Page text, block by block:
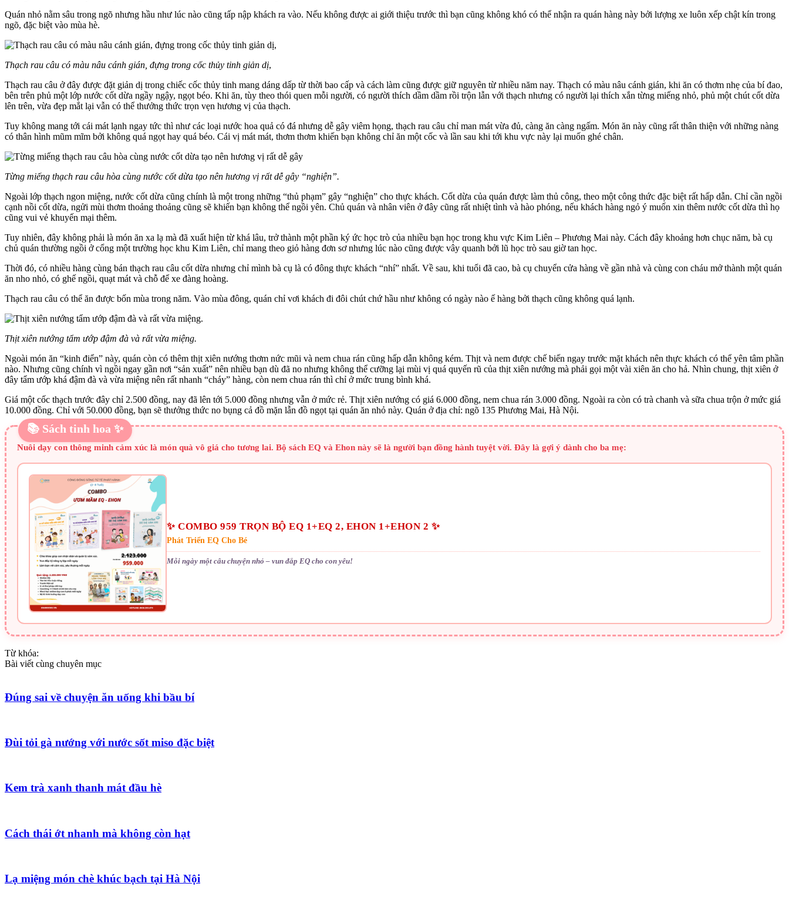
Quán nhỏ nằm sâu trong ngõ nhưng hầu như lúc nào cũng tấp nập khách ra vào. Nếu không được ai giới thiệu trước thì bạn cũng không khó có thể nhận ra quán hàng này bởi lượng xe luôn xếp chật kín trong
ngõ, đặc biệt vào mùa hè.
Thạch rau câu có màu nâu cánh gián, đựng trong cốc thủy tinh giản dị,
Thạch rau câu ở đây được đặt giản dị trong chiếc cốc thủy tinh mang dáng dấp từ thời bao cấp và cách làm cũng được giữ nguyên từ nhiều năm nay. Thạch có màu nâu cánh gián, khi ăn có thơm nhẹ của bí đao,
bên trên phủ một lớp nước cốt dừa ngầy ngậy, ngọt béo. Khi ăn, tùy theo thói quen mỗi người, có người thích dầm dầm rồi trộn lẫn với thạch nhưng có người lại thích xắn từng miếng nhỏ, phủ một chút cốt dừa
lên trên, vừa đẹp mắt lại vẫn có thể thưởng thức trọn vẹn hương vị của thạch.
Tuy không mang tới cái mát lạnh ngay tức thì như các loại nước hoa quả có đá nhưng dễ gây viêm họng, thạch rau câu chỉ man mát vừa đủ, càng ăn càng ngấm. Món ăn này cũng rất thân thiện với những nàng
có thân hình mũm mĩm bởi không quá ngọt hay quá béo. Cái vị mát mát, thơm thơm khiến bạn không chỉ ăn một cốc và lần sau khi tới khu vực này lại muốn ghé chân.
Từng miếng thạch rau câu hòa cùng nước cốt dừa tạo nên hương vị rất dễ gây “nghiện”.
Ngoài lớp thạch ngon miệng, nước cốt dừa cũng chính là một trong những “thủ phạm” gây “nghiện” cho thực khách. Cốt dừa của quán được làm thủ công, theo một công thức đặc biệt rất hấp dẫn. Chỉ cần ngồi
cạnh nồi cốt dừa, ngửi mùi thơm thoảng thoảng cũng sẽ khiến bạn không thể ngồi yên. Chủ quán và nhân viên ở đây cũng rất nhiệt tình và hào phóng, nếu khách hàng ngỏ ý muốn xin thêm nước cốt dừa thì họ
cũng vui vẻ khuyến mại thêm.
Tuy nhiên, đây không phải là món ăn xa lạ mà đã xuất hiện từ khá lâu, trở thành một phần ký ức học trò của nhiều bạn học trong khu vực Kim Liên – Phương Mai này. Cách đây khoảng hơn chục năm, bà cụ
chủ quán thường ngồi ở cổng một trường học khu Kim Liên, chỉ mang theo giỏ hàng đơn sơ nhưng lúc nào cũng được vây quanh bởi lũ học trò sau giờ tan học.
Thời đó, có nhiều hàng cùng bán thạch rau câu cốt dừa nhưng chỉ mình bà cụ là có đông thực khách “nhí” nhất. Về sau, khi tuổi đã cao, bà cụ chuyển cửa hàng về gần nhà và cùng con cháu mở thành một quán
ăn nho nhỏ, có ghế ngồi, quạt mát và chỗ để xe đàng hoàng.
Thạch rau câu có thể ăn được bốn mùa trong năm. Vào mùa đông, quán chỉ vơi khách đi đôi chút chứ hầu như không có ngày nào ế hàng bởi thạch cũng không quá lạnh.
Thịt xiên nướng tẩm ướp đậm đà và rất vừa miệng.
Ngoài món ăn “kinh điển” này, quán còn có thêm thịt xiên nướng thơm nức mũi và nem chua rán cũng hấp dẫn không kém. Thịt và nem được chế biến ngay trước mặt khách nên thực khách có thể yên tâm phần
nào. Nhưng cũng chính vì ngồi ngay gần nơi “sản xuất” nên nhiều bạn dù đã no nhưng không thể cưỡng lại mùi vị quá quyến rũ của thịt xiên nướng mà phải gọi một vài xiên ăn cho hả. Nhìn chung, thịt xiên ở
đây tẩm ướp khá đậm đà và vừa miệng nên rất nhanh “cháy” hàng, còn nem chua rán thì chỉ ở mức trung bình khá.
Giá một cốc thạch trước đây chỉ 2.500 đồng, nay đã lên tới 5.000 đồng nhưng vẫn ở mức rẻ. Thịt xiên nướng có giá 6.000 đồng, nem chua rán 3.000 đồng. Ngoài ra còn có trà chanh và sữa chua trộn ở mức giá
10.000 đồng. Chỉ với 50.000 đồng, bạn sẽ thưởng thức no bụng cả đồ mặn lẫn đồ ngọt tại quán ăn nhỏ này. Quán ở địa chỉ: ngõ 135 Phương Mai, Hà Nội.
📚 Sách tinh hoa ✨
Nuôi dạy con thông minh cảm xúc là món quà vô giá cho tương lai. Bộ sách EQ và Ehon này sẽ là người bạn đồng hành tuyệt vời. Đây là gợi ý dành cho ba mẹ:
✨ COMBO 959 TRỌN BỘ EQ 1+EQ 2, EHON 1+EHON 2 ✨
Phát Triển EQ Cho Bé
Mỗi ngày một câu chuyện nhỏ – vun đắp EQ cho con yêu!
Từ khóa:
Bài viết cùng chuyên mục
Đúng sai về chuyện ăn uống khi bầu bí
Đùi tỏi gà nướng với nước sốt miso đặc biệt
Kem trà xanh thanh mát đầu hè
Cách thái ớt nhanh mà không còn hạt
Lạ miệng món chè khúc bạch tại Hà Nội